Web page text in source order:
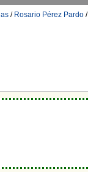
/ Rosario Pérez Pardo /